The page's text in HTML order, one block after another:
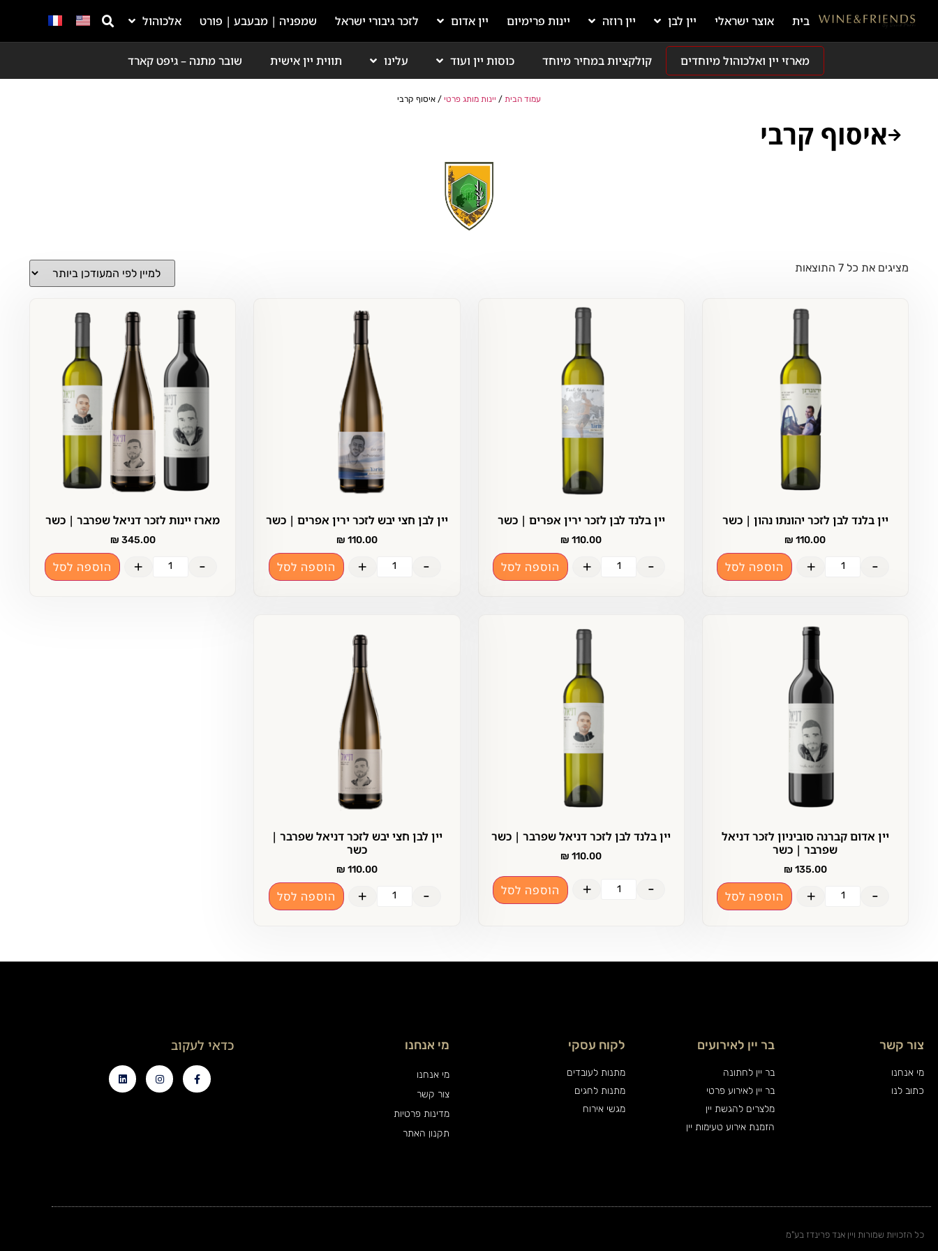
בית אוצר ישראלי יין לבן יין רוזה יינות פרימיום יין אדום לזכר גיבורי ישראל שמפניה | מבעבע | פורט אלכוהול
מארזי יין ואלכוהול מיוחדים קולקציות במחיר מיוחד כוסות יין ועוד עלינו תווית יין אישית שובר מתנה – גיפט קארד
עמוד הבית / יינות מותג פרטי / איסוף קרבי
איסוף קרבי
מציגים את כל ⁦7⁩ התוצאות
יין בלנד לבן לזכר יהונתו נהון | כשר
₪ 110.00
-
+ הוספה לסל
יין בלנד לבן לזכר ירין אפרים | כשר
₪ 110.00
-
+ הוספה לסל
יין לבן חצי יבש לזכר ירין אפרים | כשר
₪ 110.00
-
+ הוספה לסל
מארז יינות לזכר דניאל שפרבר | כשר
₪ 345.00
-
+ הוספה לסל
יין אדום קברנה סוביניון לזכר דניאל
שפרבר | כשר
₪ 135.00
-
+ הוספה לסל
יין בלנד לבן לזכר דניאל שפרבר | כשר
₪ 110.00
-
+ הוספה לסל
יין לבן חצי יבש לזכר דניאל שפרבר |
כשר
₪ 110.00
-
+ הוספה לסל
צור קשר
מי אנחנו
כתוב לנו
בר יין לאירועים
בר יין לחתונה
בר יין לאירוע פרטי
מלצרים להגשת יין
הזמנת אירוע טעימות יין
לקוח עסקי
מתנות לעובדים
מתנות לחגים
מגשי אירוח
מי אנחנו
מי אנחנו
צור קשר
מדינות פרטיות
תקנון האתר
כדאי לעקוב
כל הזכויות שמורות ויין אנד פרינדז בע"מ